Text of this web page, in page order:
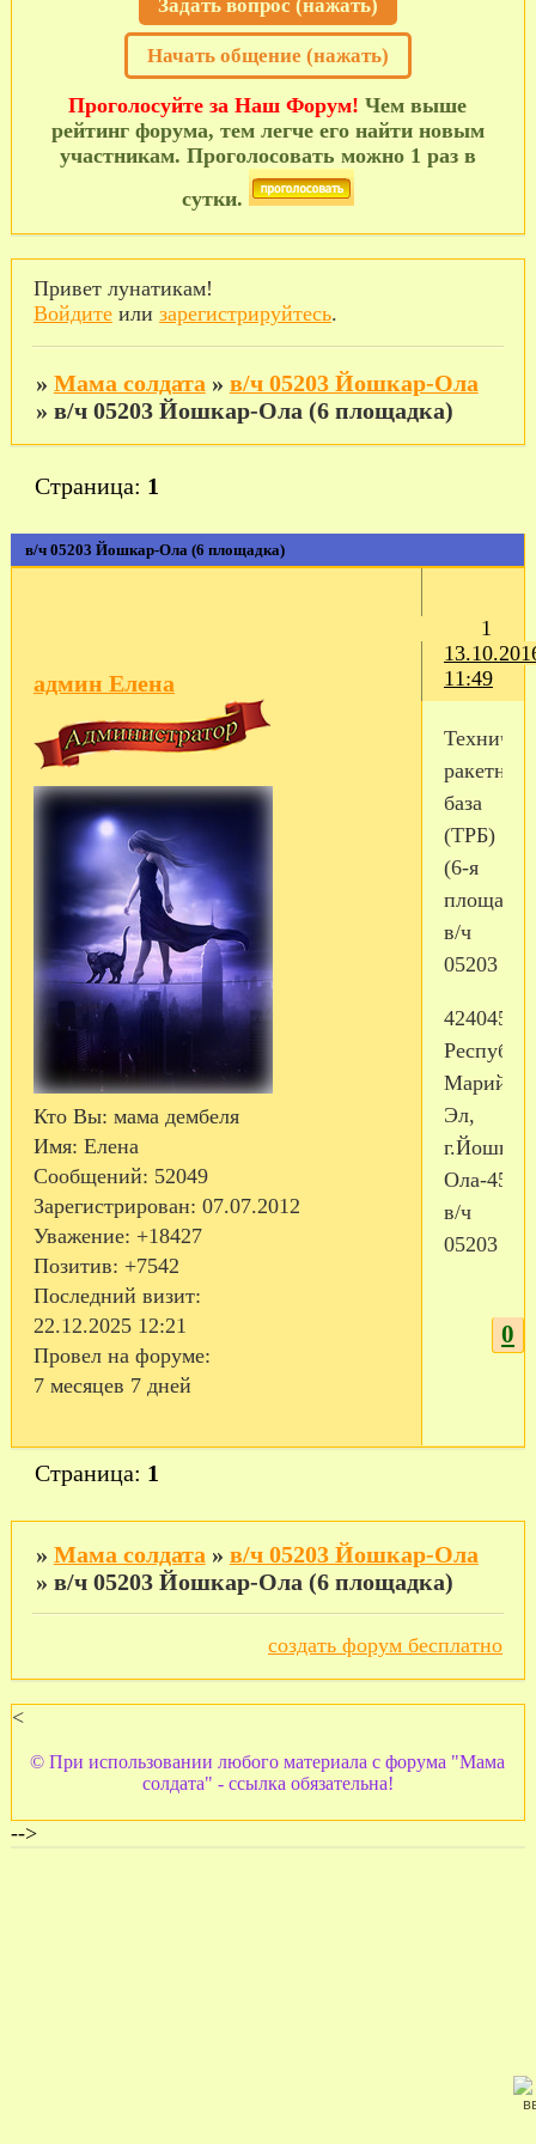
Задать вопрос (нажать)
Начать общение (нажать)
Проголосуйте за Наш Форум! Чем выше
рейтинг форума, тем легче его найти новым
участникам. Проголосовать можно 1 раз в
сутки.
Привет лунатикам!
Войдитеили зарегистрируйтесь.
» Мама солдата » в/ч 05203 Йошкар-Ола
» в/ч 05203 Йошкар-Ола (6 площадка)
в/ч 05203 Йошкар-Ола (6 площадка)
Страница: 1
1
11:49
админ Елена
Кто Вы: мама дембеля
Имя: Елена
Сообщений: 52049
Зарегистрирован: 07.07.2012
Уважение: +18427
Позитив: +7542
Последний визит:
22.12.2025 12:21
Провел на форуме:
7 месяцев 7 дней
ракетная
база
(ТРБ)
(6-я
в/ч
05203
424045,
Марий
Эл,
г.Йошкар-
Ола-45,
в/ч
05203
0
Страница: 1
» Мама солдата » в/ч 05203 Йошкар-Ола
» в/ч 05203 Йошкар-Ола (6 площадка)
создать форум бесплатно
<
© При использовании любого материала с форума "Мама
солдата" - ссылка обязательна!
-->